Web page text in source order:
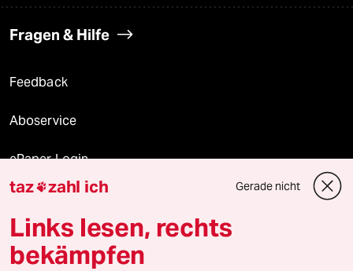
Fragen & Hilfe
Feedback
Aboservice
ePaper Login
Downloads für Abonnierende
taz zahl ich Gerade nicht
Links lesen, rechts
bekämpfen